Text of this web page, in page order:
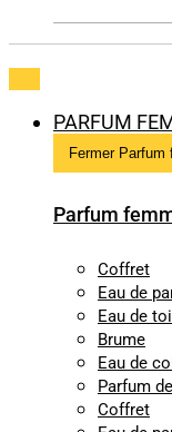
PARFUM
Fermer Parfum
Parfum
Coffret
Eau de
Eau de
Brume
Eau de
Parfum
Coffret